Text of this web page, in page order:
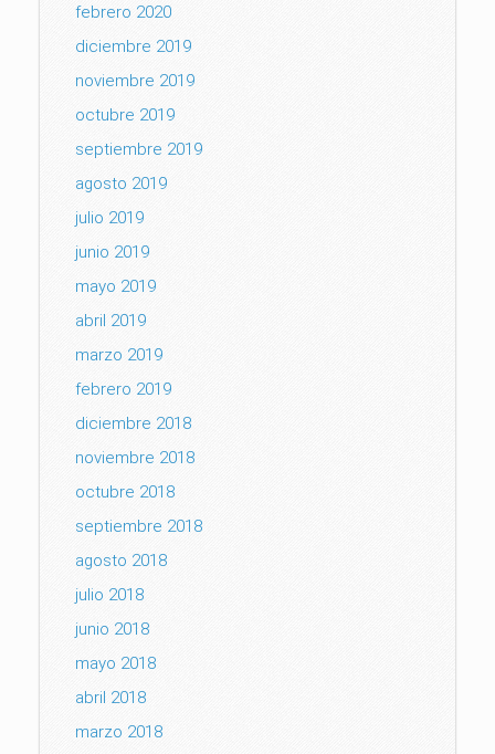
febrero 2020
diciembre 2019
noviembre 2019
octubre 2019
septiembre 2019
agosto 2019
julio 2019
junio 2019
mayo 2019
abril 2019
marzo 2019
febrero 2019
diciembre 2018
noviembre 2018
octubre 2018
septiembre 2018
agosto 2018
julio 2018
junio 2018
mayo 2018
abril 2018
marzo 2018